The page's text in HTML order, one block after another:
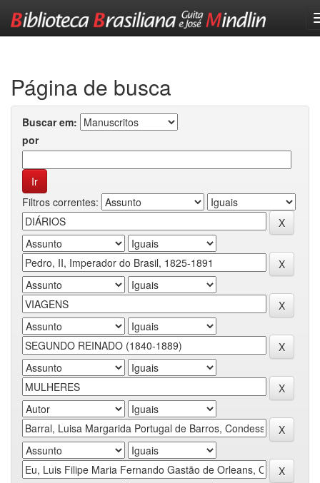
Página de busca
Buscar em:
por
Filtros correntes: